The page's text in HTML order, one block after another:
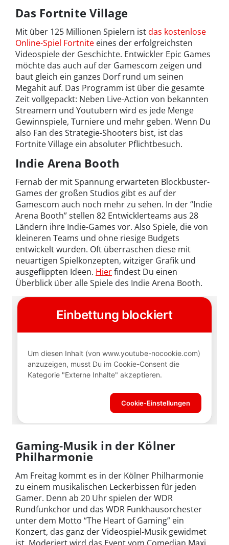
Das Fortnite Village
Mit über 125 Millionen Spielern istdas kostenlose
Online-Spiel Fortnite eines der erfolgreichsten
Videospiele der Geschichte. Entwickler Epic Games
möchte das auch auf der Gamescom zeigen und
baut gleich ein ganzes Dorf rund um seinen
Megahit auf. Das Programm ist über die gesamte
Zeit vollgepackt: Neben Live-Action von bekannten
Streamern und Youtubern wird es jede Menge
Gewinnspiele, Turniere und mehr geben. Wenn Du
also Fan des Strategie-Shooters bist, ist das
Fortnite Village ein absoluter Pflichtbesuch.
Indie Arena Booth
Fernab der mit Spannung erwarteten Blockbuster-
Games der großen Studios gibt es auf der
Gamescom auch noch mehr zu sehen. In der “Indie
Arena Booth” stellen 82 Entwicklerteams aus 28
Ländern ihre Indie-Games vor. Also Spiele, die von
kleineren Teams und ohne riesige Budgets
entwickelt wurden. Oft überraschen diese mit
neuartigen Spielkonzepten, witziger Grafik und
ausgeflippten Ideen. Hierfindest Du einen
Überblick über alle Spiele des Indie Arena Booth.
Gaming-Musik in der Kölner
Philharmonie
Am Freitag kommt es in der Kölner Philharmonie
zu einem musikalischen Leckerbissen für jeden
Gamer. Denn ab 20 Uhr spielen der WDR
Rundfunkchor und das WDR Funkhausorchester
unter dem Motto “The Heart of Gaming” ein
Konzert, das ganz der Videospiel-Musik gewidmet
ist. Moderiert wird das Event vom Comedian Maxi